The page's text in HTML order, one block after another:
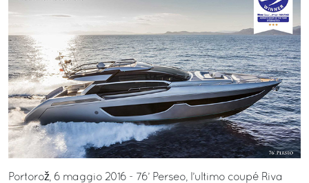
Portorož, 6 maggio 2016 - 76’ Perseo, l’ultimo coupé Riva